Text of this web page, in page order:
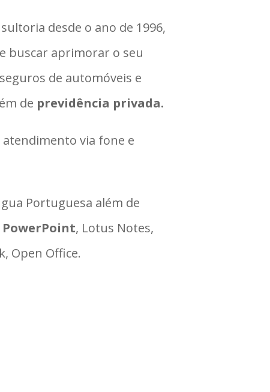
desde o ano de 1996,
buscar aprimorar o seu
de automóveis e
de previdência privada.
via fone e
Portuguesa além de
, Lotus Notes,
Open Office.